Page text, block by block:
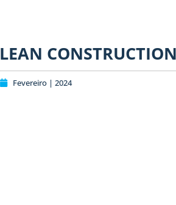
LEAN CONSTRUCTION
Fevereiro | 2024